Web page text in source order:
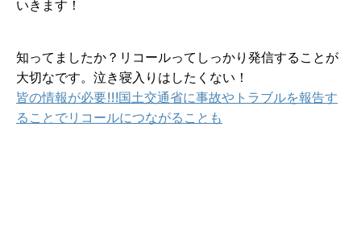
いきます！
知ってましたか？リコールってしっかり発信することが
大切なです。泣き寝入りはしたくない！
皆の情報が必要!!!国土交通省に事故やトラブルを報告す
ることでリコールにつながることも